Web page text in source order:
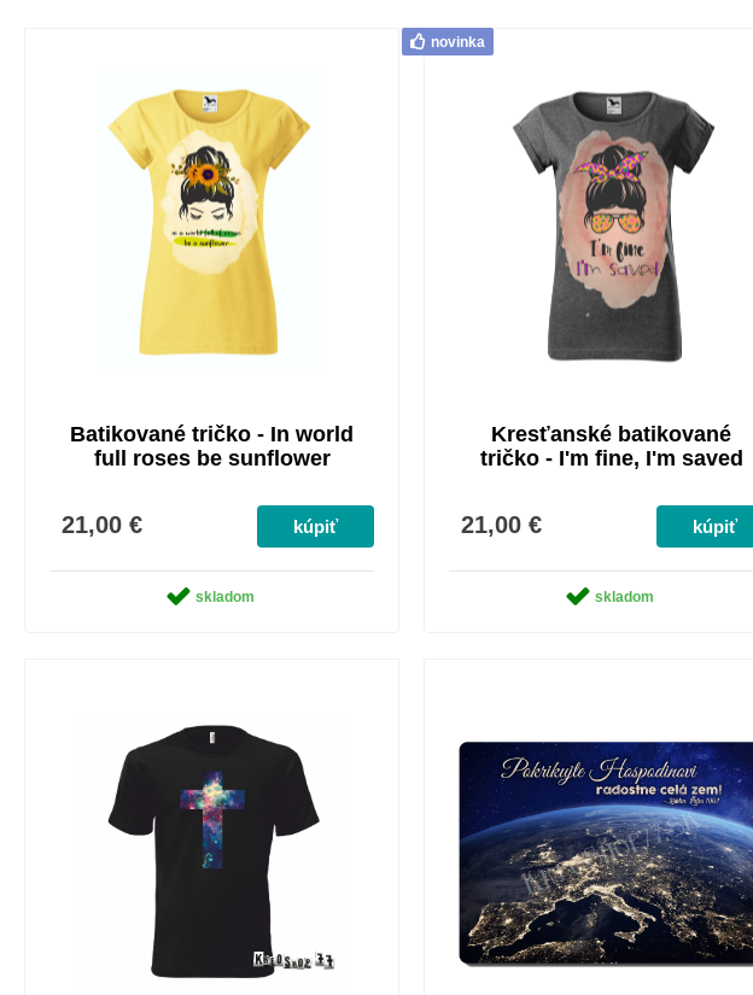
Batikované tričko - In world
full roses be sunflower
21,00 €
skladom
Kresťanské batikované
tričko - I'm fine, I'm saved
21,00 €
skladom
novinka